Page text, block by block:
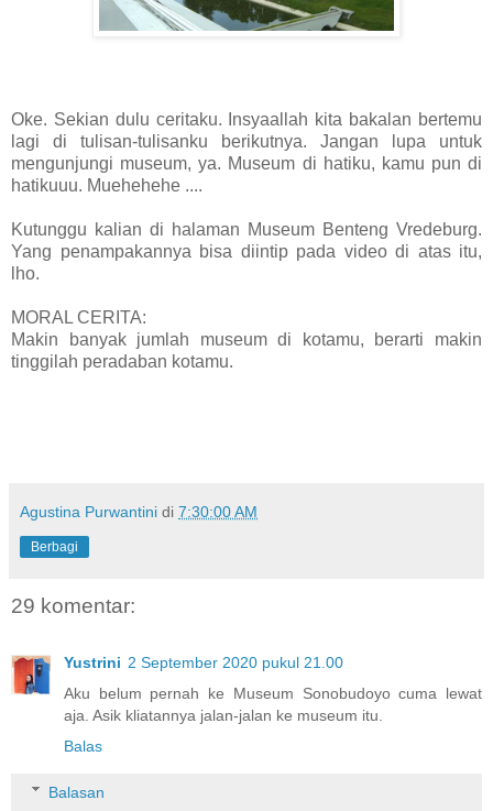
Oke. Sekian dulu ceritaku. Insyaallah kita bakalan bertemu
lagi di tulisan-tulisanku berikutnya. Jangan lupa untuk
mengunjungi museum, ya. Museum di hatiku, kamu pun di
hatikuuu. Muehehehe ....
Kutunggu kalian di halaman Museum Benteng Vredeburg.
Yang penampakannya bisa diintip pada video di atas itu,
lho.
MORAL CERITA:
Makin banyak jumlah museum di kotamu, berarti makin
tinggilah peradaban kotamu.
Agustina Purwantini di 7:30:00 AM
Berbagi
29 komentar:
Yustrini 2 September 2020 pukul 21.00
Aku belum pernah ke Museum Sonobudoyo cuma lewat
aja. Asik kliatannya jalan-jalan ke museum itu.
Balas
Balasan